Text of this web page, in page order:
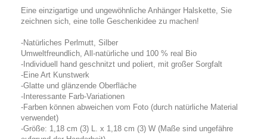
Eine einzigartige und ungewöhnliche Anhänger Halskette, Sie
zeichnen sich, eine tolle Geschenkidee zu machen!
-Natürliches Perlmutt, Silber
Umweltfreundlich, All-natürliche und 100 % real Bio
-Individuell hand geschnitzt und poliert, mit großer Sorgfalt
-Eine Art Kunstwerk
-Glatte und glänzende Oberfläche
-Interessante Farb-Variationen
-Farben können abweichen vom Foto (durch natürliche Material
verwendet)
-Größe: 1,18 cm (3) L. x 1,18 cm (3) W (Maße sind ungefähre